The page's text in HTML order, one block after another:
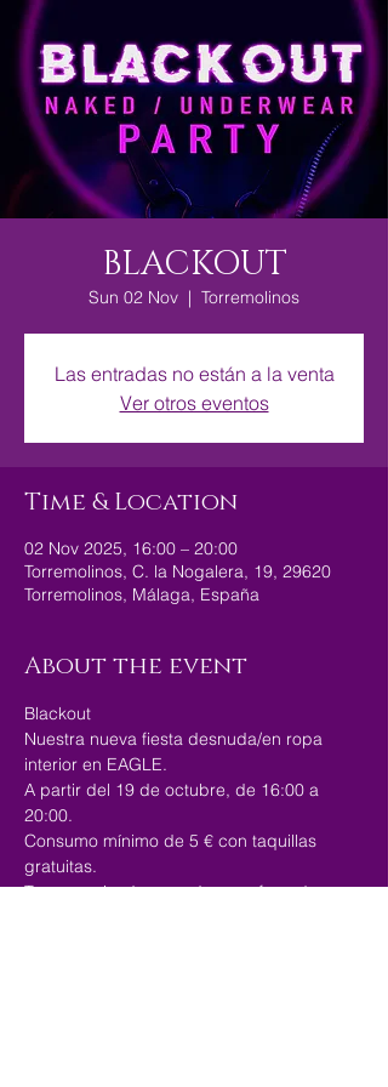
BLACKOUT
Sun 02 Nov
  |
Torremolinos
Las entradas no están a la venta
Ver otros eventos
Time & Location
02 Nov 2025, 16:00 – 20:00
Torremolinos, C. la Nogalera, 19, 29620
Torremolinos, Málaga, España
About the event
Blackout
Nuestra nueva fiesta desnuda/en ropa
interior en EAGLE.
A partir del 19 de octubre, de 16:00 a
20:00.
Consumo mínimo de 5 € con taquillas
gratuitas.
Terraza privada cerrada para fumadores